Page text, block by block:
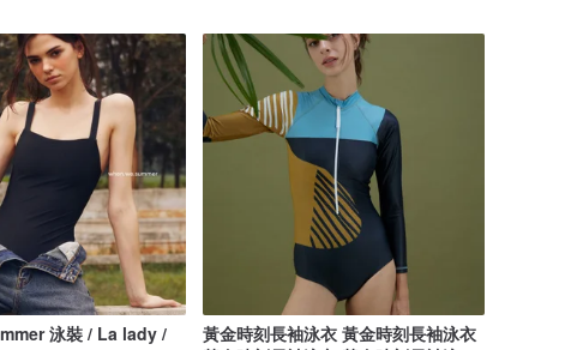
泳裝 / La lady /
黃金時刻長袖泳衣 黃金時刻長袖泳衣